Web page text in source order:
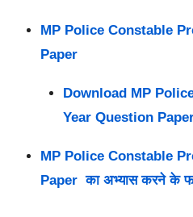
MP Police Constable
Paper
Download MP
Year Question
MP Police Constable
Paper का अभ्यास करने के